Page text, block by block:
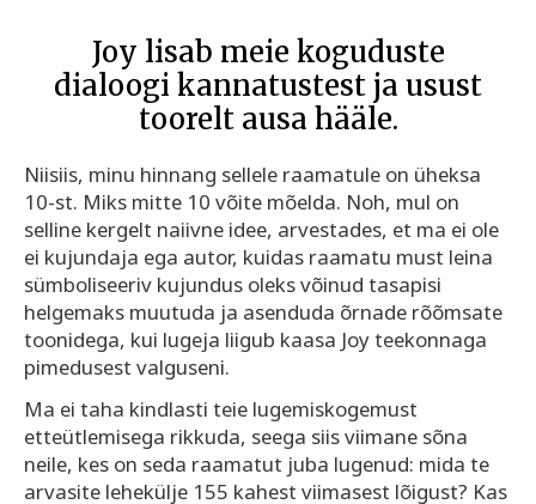
Joy lisab meie koguduste
dialoogi kannatustest ja usust
toorelt ausa hääle.
Niisiis, minu hinnang sellele raamatule on üheksa
10-st. Miks mitte 10 võite mõelda. Noh, mul on
selline kergelt naiivne idee, arvestades, et ma ei ole
ei kujundaja ega autor, kuidas raamatu must leina
sümboliseeriv kujundus oleks võinud tasapisi
helgemaks muutuda ja asenduda õrnade rõõmsate
toonidega, kui lugeja liigub kaasa Joy teekonnaga
pimedusest valguseni.
Ma ei taha kindlasti teie lugemiskogemust
etteütlemisega rikkuda, seega siis viimane sõna
neile, kes on seda raamatut juba lugenud: mida te
arvasite lehekülje 155 kahest viimasest lõigust? Kas